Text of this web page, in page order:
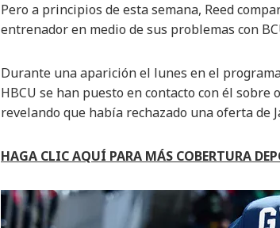
Pero a principios de esta semana, Reed
entrenador en medio de sus problemas con
Durante una aparición el lunes en el
HBCU se han puesto en contacto con él
revelando que había rechazado una oferta de
HAGA CLIC AQUÍ PARA MÁS COBERTURA